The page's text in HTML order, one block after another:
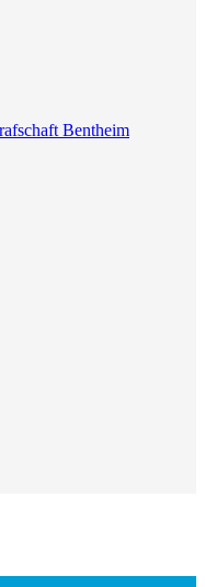
Bentheim